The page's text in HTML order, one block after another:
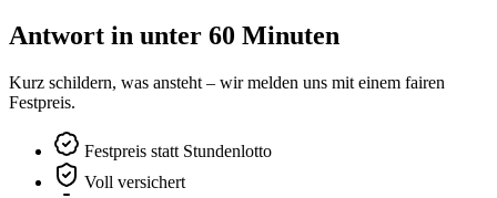
Antwort in unter 60 Minuten
Kurz schildern, was ansteht – wir melden uns mit einem fairen
Festpreis.
Festpreis statt Stundenlotto
Voll versichert